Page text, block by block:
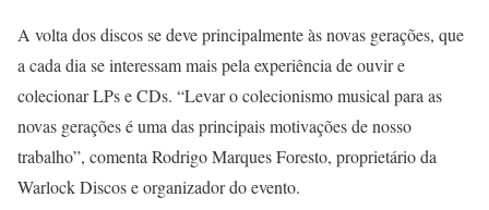
A volta dos discos se deve principalmente às novas gerações, que
a cada dia se interessam mais pela experiência de ouvir e
colecionar LPs e CDs. “Levar o colecionismo musical para as
novas gerações é uma das principais motivações de nosso
trabalho”, comenta Rodrigo Marques Foresto, proprietário da
Warlock Discos e organizador do evento.